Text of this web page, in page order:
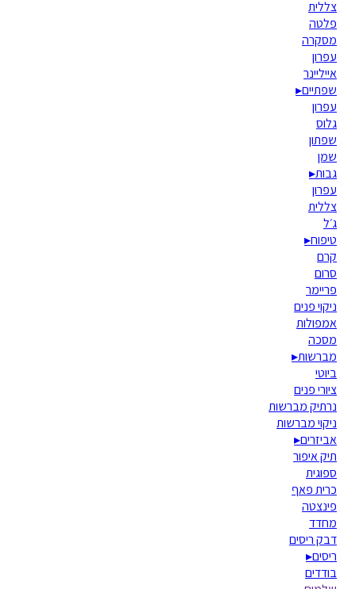
צללית
פלטה
מסקרה
עפרון
אייליינר
שפתיים▸
עפרון
גלוס
שפתון
שמן
גבות▸
עפרון
צללית
ג׳ל
טיפוח▸
קרם
סרום
פריימר
ניקוי פנים
אמפולות
מסכה
מברשות▸
ביוטי
ציורי פנים
נרתיק מברשות
ניקוי מברשות
אביזרים▸
תיק איפור
ספוגית
כרית פאף
פינצטה
מחדד
דבק ריסים
ריסים▸
בודדים